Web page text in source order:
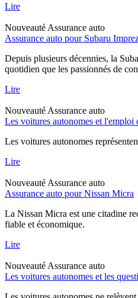
Lire
Nouveauté Assurance auto
Assurance auto pour Subaru
Depuis plusieurs décennies, la
quotidien que les passionnés de
Lire
Nouveauté Assurance auto
Les voitures autonomes et l'emploi
Les voitures autonomes
Lire
Nouveauté Assurance auto
Assurance auto pour Nissan Micra
La Nissan Micra est une citadine
fiable et économique.
Lire
Nouveauté Assurance auto
Les voitures autonomes et les